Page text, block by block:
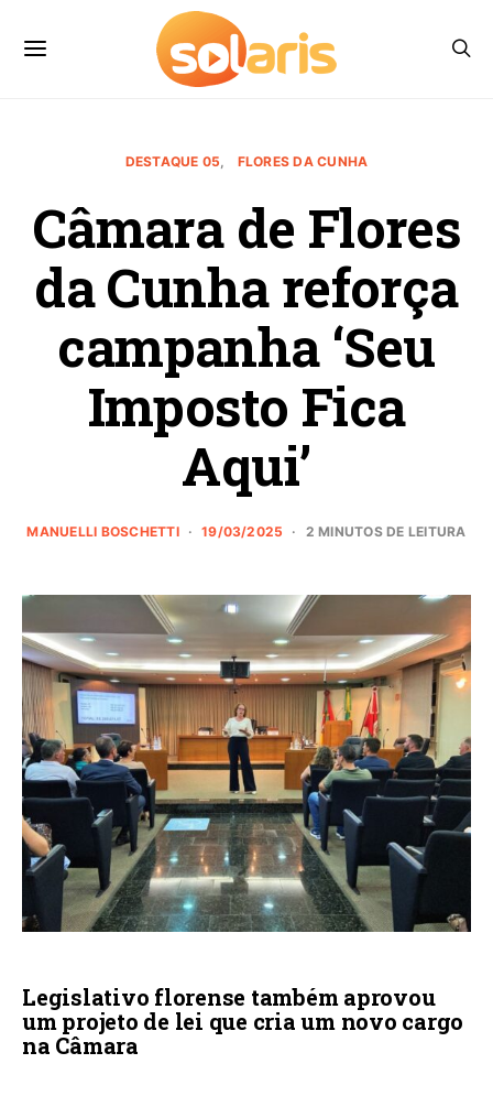
DESTAQUE 05 FLORES DA CUNHA
Câmara de Flores
da Cunha reforça
campanha ‘Seu
Imposto Fica
Aqui’
MANUELLI BOSCHETTI 19/03/2025 2 MINUTOS DE LEITURA
Legislativo florense também aprovou
um projeto de lei que cria um novo cargo
na Câmara